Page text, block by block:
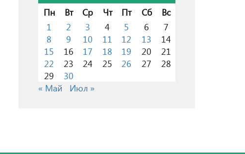
Пн
Вт Ср Чт Пт Сб
Вс
1
2 3 4 5 6
7
8
9 10 11 12 13
14
15
16 17 18 19 20
21
22
23 24 25 26 27
28
29
30
« Май
Июл »